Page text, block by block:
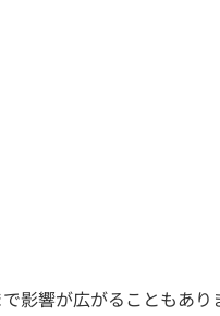
影響が広がることもあ